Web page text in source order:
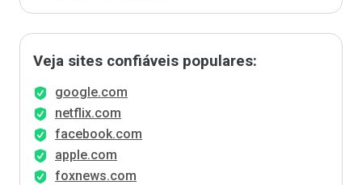
Veja sites confiáveis populares:
google.com
netflix.com
facebook.com
apple.com
foxnews.com